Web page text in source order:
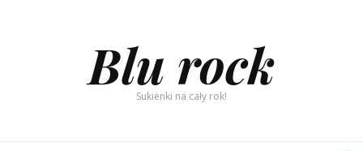
Blu rock
Sukienki na cały rok!